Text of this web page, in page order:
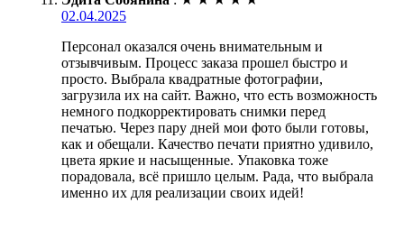
02.04.2025
Персонал оказался очень внимательным и
отзывчивым. Процесс заказа прошел быстро и
просто. Выбрала квадратные фотографии,
загрузила их на сайт. Важно, что есть возможность
немного подкорректировать снимки перед
печатью. Через пару дней мои фото были готовы,
как и обещали. Качество печати приятно удивило,
цвета яркие и насыщенные. Упаковка тоже
порадовала, всё пришло целым. Рада, что выбрала
именно их для реализации своих идей!